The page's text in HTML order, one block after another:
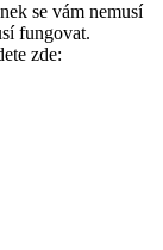
se vám nemusí
fungovat.
zde: